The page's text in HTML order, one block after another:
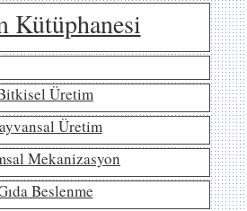
Kütüphanesi
Üretim
Üretim
Mekanizasyon
Beslenme